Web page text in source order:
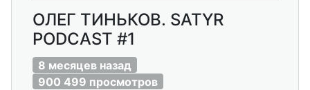
ОЛЕГ ТИНЬКОВ. SATYR
PODCAST #1
8 месяцев назад
900 499 просмотров